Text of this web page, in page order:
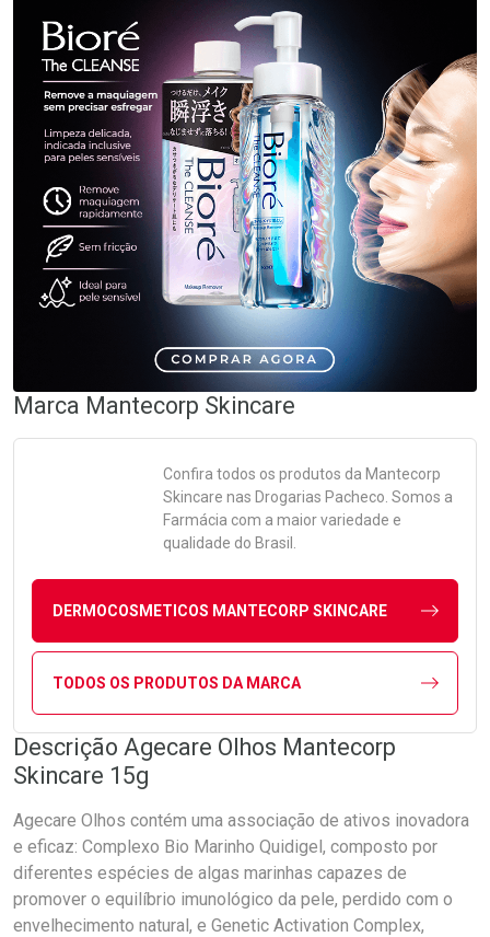
Marca Mantecorp Skincare
Confira todos os produtos da Mantecorp
Skincare nas Drogarias Pacheco. Somos a
Farmácia com a maior variedade e
qualidade do Brasil.
DERMOCOSMETICOS MANTECORP SKINCARE
TODOS OS PRODUTOS DA MARCA
Descrição Agecare Olhos Mantecorp
Skincare 15g
Agecare Olhos contém uma associação de ativos inovadora
e eficaz: Complexo Bio Marinho Quidigel, composto por
diferentes espécies de algas marinhas capazes de
promover o equilíbrio imunológico da pele, perdido com o
envelhecimento natural, e Genetic Activation Complex,